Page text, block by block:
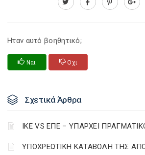
Ηταν αυτό βοηθητικό;
Ναι Οχι
Σχετικά Άρθρα
ΙΚΕ VS ΕΠΕ – ΥΠΑΡΧΕΙ
YΠΟΧΡΕΩΤΙΚΗ ΚΑΤΑΒΟΛΗ ΤΗΣ